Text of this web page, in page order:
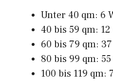
Unter 40 qm: 6
40 bis 59 qm:
60 bis 79 qm:
80 bis 99 qm:
100 bis 119 qm: